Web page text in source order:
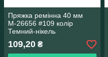
Пряжка ремінна 40 мм
М-26656 #109 колір
Темний-нікель
109,20 ₴